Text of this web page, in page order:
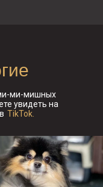
ми-мишных
увидеть на
TikTok.